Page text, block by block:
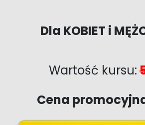
Dla KOBIET i
Wartość kursu:
Cena